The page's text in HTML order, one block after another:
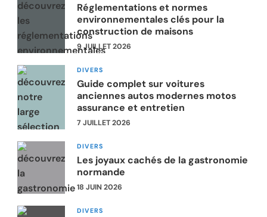
Réglementations et normes
environnementales clés pour la
construction de maisons
9 JUILLET 2026
DIVERS
Guide complet sur voitures
anciennes autos modernes motos
assurance et entretien
7 JUILLET 2026
DIVERS
Les joyaux cachés de la gastronomie
normande
18 JUIN 2026
DIVERS